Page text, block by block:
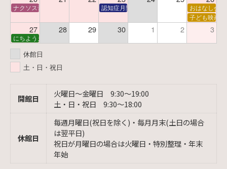
ナクソス音楽会 第6回 宇宙を感じるクラシック認知症月間 特別映画会「調査屋マオさんの恋
おはなし会
子ども映画会
27 28 29 30 1 2 3
にちようえほん
休館日
土・日・祝日
開館日
火曜日〜金曜日 9:30〜19:00
土・日・祝日 9:30〜18:00
休館日
毎週月曜日(祝日を除く)・毎月月末(土日の場合
は翌平日)
祝日が月曜日の場合は火曜日・特別整理・年末
年始